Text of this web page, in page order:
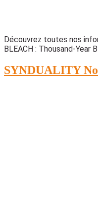
Découvrez toutes nos
BLEACH : Thousand-Year
SYNDUALITY